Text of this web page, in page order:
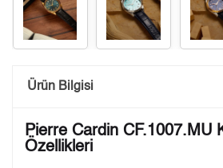
Saatini
arka kapağına gravür tekniği ile
olduğunuz şekilde işlenecektir.
Ürün Bilgisi
Pierre Cardin CF.1007.MU
Özellikleri